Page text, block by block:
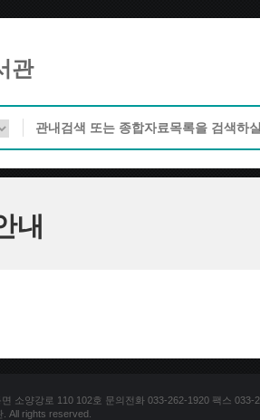
관
내
소양강로 110 102호 문의전화 033-262-1920 팩스 033-
All rights reserved.